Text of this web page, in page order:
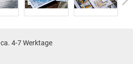
ca. 4-7 Werktage